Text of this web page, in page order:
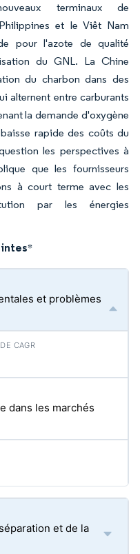
terminaux de
et le Viêt Nam
pour l'azote de qualité
du GNL. La Chine
du charbon dans des
alternent entre carburants
la demande d'oxygène
rapide des coûts du
les perspectives à
que les fournisseurs
à court terme avec les
par les énergies
*
et problèmes
dans les marchés
et de la